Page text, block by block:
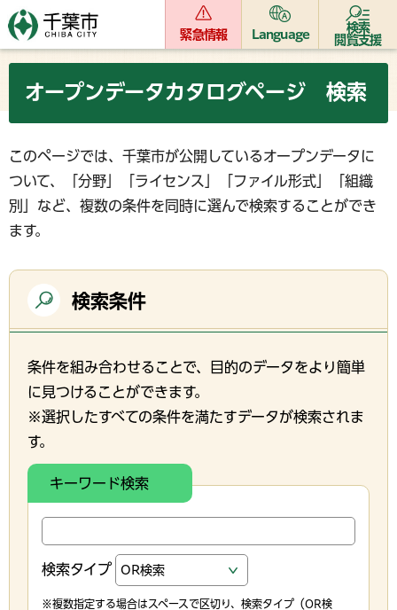
緊急情報 Language
検索
閲覧支援
オープンデータカタログページ 検索
このページでは、千葉市が公開しているオープンデータに
ついて、「分野」「ライセンス」「ファイル形式」「組織
別」など、複数の条件を同時に選んで検索することができ
ます。
検索条件
条件を組み合わせることで、目的のデータをより簡単
に見つけることができます。
※選択したすべての条件を満たすデータが検索されま
す。
キーワード検索
検索タイプ
※複数指定する場合はスペースで区切り、検索タイプ（OR検